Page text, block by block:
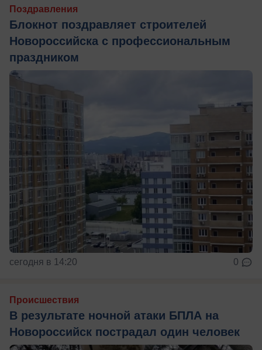
Поздравления
Блокнот поздравляет строителей
Новороссийска с профессиональным
праздником
сегодня в 14:20 0
Происшествия
В результате ночной атаки БПЛА на
Новороссийск пострадал один человек